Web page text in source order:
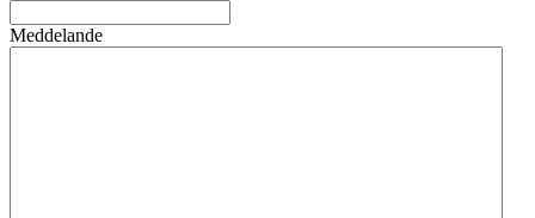
Meddelande